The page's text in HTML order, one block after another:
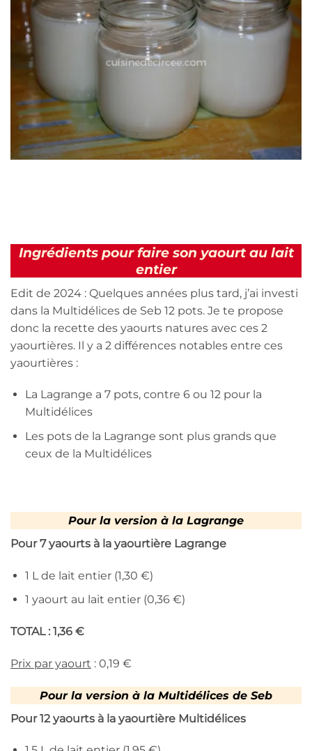
Ingrédients pour faire son yaourt au lait
entier
Edit de 2024 : Quelques années plus tard, j’ai investi
dans la Multidélices de Seb 12 pots. Je te propose
donc la recette des yaourts natures avec ces 2
yaourtières. Il y a 2 différences notables entre ces
yaourtières :
La Lagrange a 7 pots, contre 6 ou 12 pour la
Multidélices
Les pots de la Lagrange sont plus grands que
ceux de la Multidélices
Pour la version à la Lagrange
Pour 7 yaourts à la yaourtière Lagrange
1 L de lait entier (1,30 €)
1 yaourt au lait entier (0,36 €)
TOTAL : 1,36 €
Prix par yaourt : 0,19 €
Pour la version à la Multidélices de Seb
Pour 12 yaourts à la yaourtière Multidélices